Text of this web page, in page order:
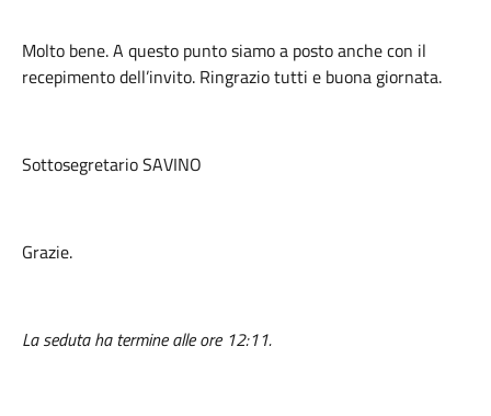
Molto bene. A questo punto siamo a posto anche con il
recepimento dell’invito. Ringrazio tutti e buona giornata.
Sottosegretario SAVINO
Grazie.
La seduta ha termine alle ore 12:11.